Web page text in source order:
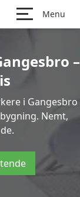
Menu
–
i Gangesbro
Nemt,